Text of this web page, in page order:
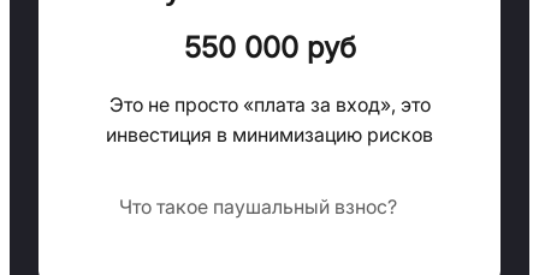
550 000 руб
Это не просто «плата за вход», это
инвестиция в минимизацию рисков
Что такое паушальный взнос?